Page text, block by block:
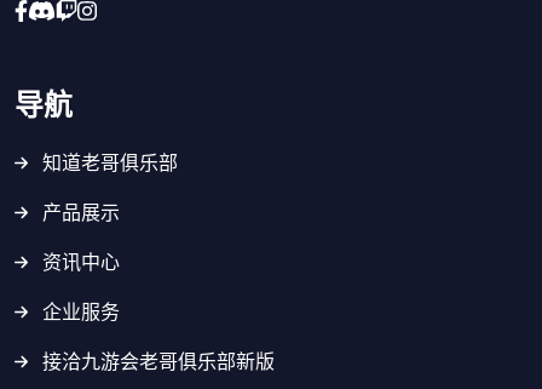
导航
知道老哥俱乐部
产品展示
资讯中心
企业服务
接洽九游会老哥俱乐部新版